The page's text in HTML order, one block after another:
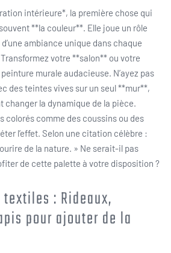
intérieure*, la première chose qui
**la couleur**. Elle joue un rôle
ambiance unique dans chaque
votre **salon** ou votre
murale audacieuse. N’ayez pas
des teintes vives sur un seul **mur**,
changer la dynamique de la pièce.
colorés comme des coussins ou des
l’effet. Selon une citation célèbre :
de la nature. » Ne serait-il pas
de cette palette à votre disposition ?
: Rideaux,
pour ajouter de la